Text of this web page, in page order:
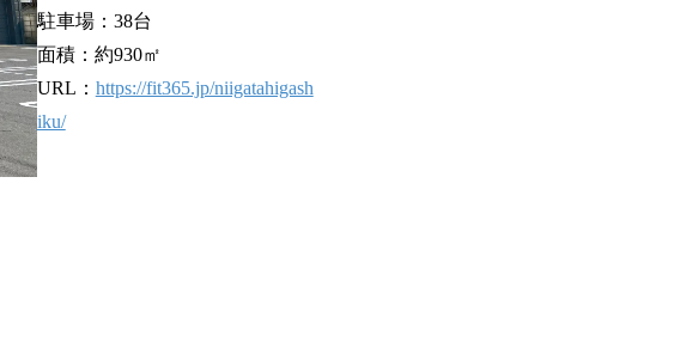
駐車場：38台
面積：約930㎡
URL： https://fit365.jp/niigatahigash
iku/